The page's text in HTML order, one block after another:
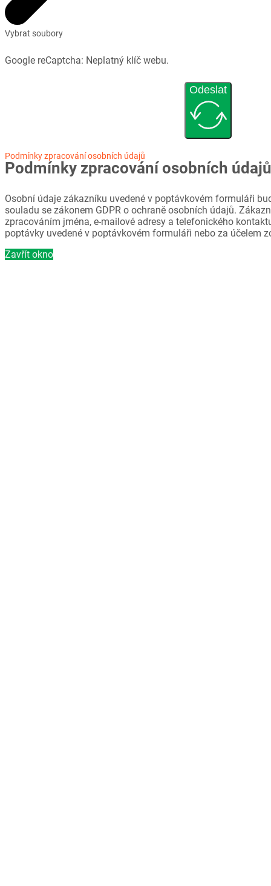
Vybrat soubory
Google reCaptcha: Neplatný klíč webu.
Odeslat
Podmínky zpracování osobních údajů
Podmínky zpracování osobních údajů
Osobní údaje zákazníku uvedené v poptávkovém formuláři
souladu se zákonem GDPR o ochraně osobních údajů.
zpracováním jména, e-mailové adresy a telefonického
poptávky uvedené v poptávkovém formuláři nebo za účelem
Zavřít okno